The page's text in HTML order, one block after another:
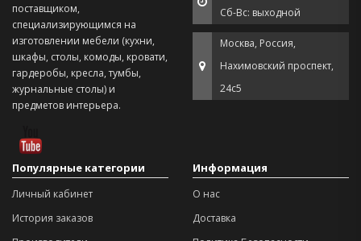
поставщиком,
специализирующимся на
изготовлении мебели (кухни,
шкафы, столы, комоды, кровати,
гардеробы, кресла, тумбы,
журнальные столы) и
предметов интерьера.
Сб-Вс: выходной
Москва, Россия,
Нахимовский проспект,
24с5
Популярные категории
Личный кабинет
История заказов
Информация
О нас
Доставка